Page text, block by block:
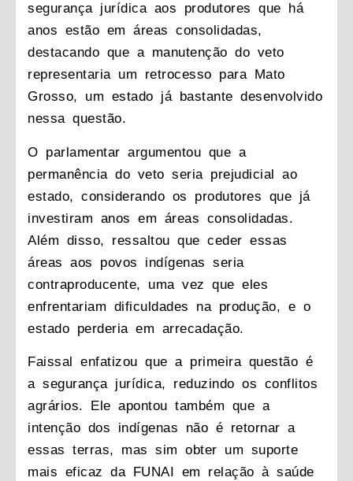
segurança jurídica aos produtores que há
anos estão em áreas consolidadas,
destacando que a manutenção do veto
representaria um retrocesso para Mato
Grosso, um estado já bastante desenvolvido
nessa questão.
O parlamentar argumentou que a
permanência do veto seria prejudicial ao
estado, considerando os produtores que já
investiram anos em áreas consolidadas.
Além disso, ressaltou que ceder essas
áreas aos povos indígenas seria
contraproducente, uma vez que eles
enfrentariam dificuldades na produção, e o
estado perderia em arrecadação.
Faissal enfatizou que a primeira questão é
a segurança jurídica, reduzindo os conflitos
agrários. Ele apontou também que a
intenção dos indígenas não é retornar a
essas terras, mas sim obter um suporte
mais eficaz da FUNAI em relação à saúde